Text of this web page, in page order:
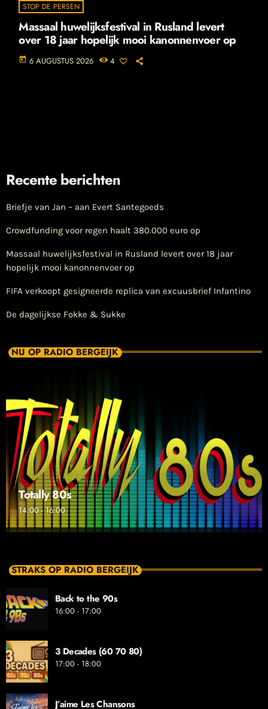
STOP DE PERSEN
Massaal huwelijksfestival in Rusland levert
over 18 jaar hopelijk mooi kanonnenvoer op
today 6 AUGUSTUS 2026 4
Recente berichten
Briefje van Jan – aan Evert Santegoeds
Crowdfunding voor regen haalt 380.000 euro op
Massaal huwelijksfestival in Rusland levert over 18 jaar
hopelijk mooi kanonnenvoer op
FIFA verkoopt gesigneerde replica van excuusbrief Infantino
De dagelijkse Fokke & Sukke
NU OP RADIO BERGEIJK
Totally 80s
14:00 - 16:00
STRAKS OP RADIO BERGEIJK
Back to the 90s
16:00 - 17:00
3 Decades (60 70 80)
17:00 - 18:00
J’aime Les Chansons